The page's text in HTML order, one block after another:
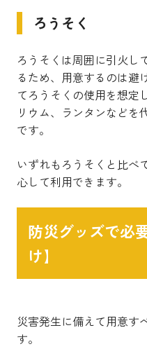
ろうそく
ろうそくは周囲に引火し
るため、用意するのは避
てろうそくの使用を想定
リウム、ランタンなどを
です。
いずれもろうそくと比べ
心して利用できます。
防災グッズで必
け】
災害発生に備えて用意す
す。